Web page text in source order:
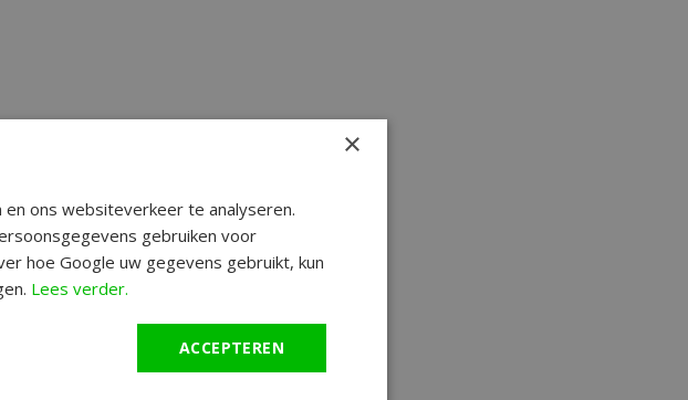
×
ons websiteverkeer te analyseren.
gebruiken voor
hoe Google uw gegevens gebruikt, kun
Lees verder.
ACCEPTEREN